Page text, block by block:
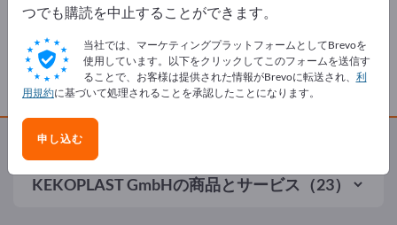
製品
KEKOPLAST GmbHの商品とサービス（23）
つでも購読を中止することができます。
当社では、マーケティングプラットフォームとしてBrevoを
使用しています。以下をクリックしてこのフォームを送信す
ることで、お客様は提供された情報がBrevoに転送され、 利
用規約に基づいて処理されることを承認したことになります。
申し込む